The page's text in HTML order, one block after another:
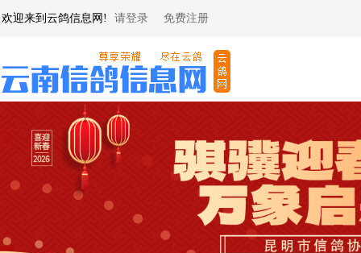
欢迎来到云鸽信息网! 请登录 免费注册